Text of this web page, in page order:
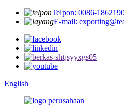
Telpon: 0086-
E-mail:
English